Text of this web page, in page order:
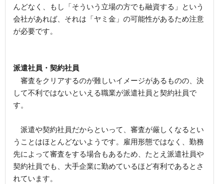
んどなく、もし「そういう立場の方でも融資する」という
会社があれば、それは「ヤミ金」の可能性があるため注意
が必要です。
派遣社員・契約社員
審査をクリアするのが難しいイメージがあるものの、決
して不利ではないといえる職業が派遣社員と契約社員で
す。
派遣や契約社員だからといって、審査が厳しくなるとい
うことはほとんどないようです。雇用形態ではなく、勤務
先によって審査をする場合もあるため、たとえ派遣社員や
契約社員でも、大手企業に勤めているほど有利であるとさ
れています。